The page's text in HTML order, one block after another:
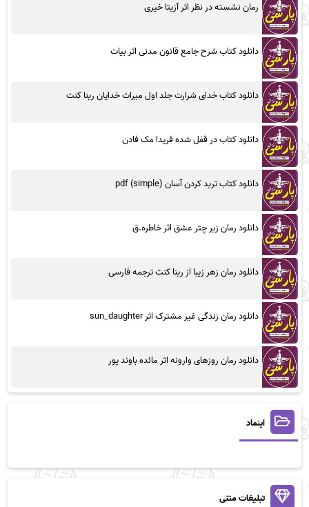
رمان نشسته در نظر اثر آزیتا خیری
دانلود کتاب شرح جامع قانون مدنی اثر بیات
دانلود کتاب خدای شرارت جلد اول میراث خدایان رینا کنت
دانلود کتاب در قفل شده فریدا مک فادن
دانلود کتاب ترید کردن آسان (simple) pdf
دانلود رمان زیر چتر عشق اثر خاطره.ق
دانلود رمان زهر زیبا از رینا کنت ترجمه فارسی
دانلود رمان زندگی غیر مشترک اثر sun_daughter
دانلود رمان روزهای وارونه اثر مائده باوند پور
اینماد
تبلیغات متنی